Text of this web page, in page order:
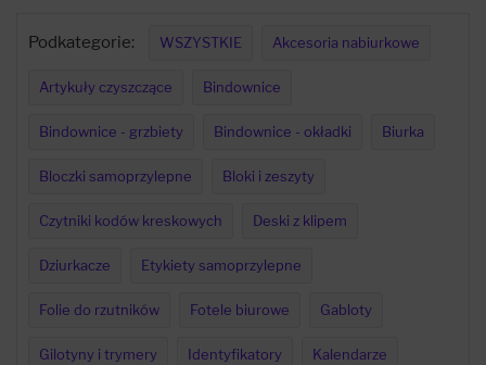
Podkategorie: WSZYSTKIE Akcesoria nabiurkowe
Artykuły czyszczące Bindownice
Bindownice - grzbiety Bindownice - okładki Biurka
Bloczki samoprzylepne Bloki i zeszyty
Czytniki kodów kreskowych Deski z klipem
Dziurkacze Etykiety samoprzylepne
Folie do rzutników Fotele biurowe Gabloty
Gilotyny i trymery Identyfikatory Kalendarze